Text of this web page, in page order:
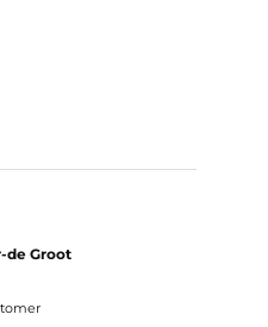
de Groot